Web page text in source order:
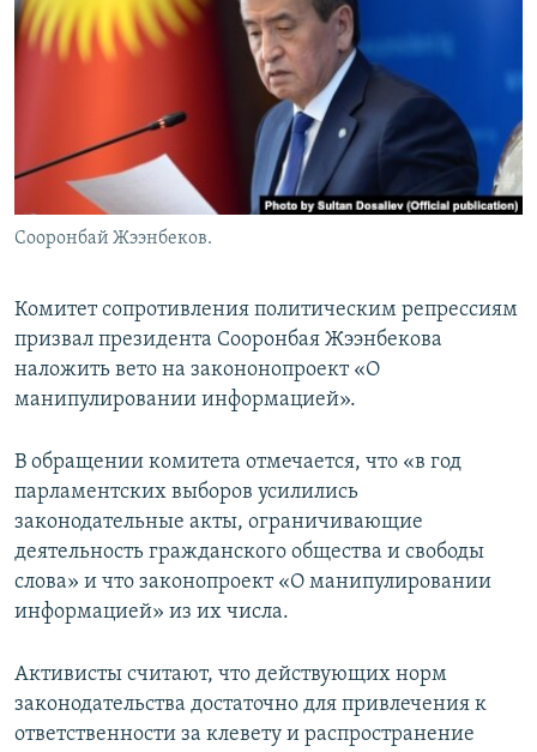
Сооронбай Жээнбеков.
Комитет сопротивления политическим репрессиям
призвал президента Сооронбая Жээнбекова
наложить вето на закононопроект «О
манипулировании информацией».
В обращении комитета отмечается, что «в год
парламентских выборов усилились
законодательные акты, ограничивающие
деятельность гражданского общества и свободы
слова» и что законопроект «О манипулировании
информацией» из их числа.
Активисты считают, что действующих норм
законодательства достаточно для привлечения к
ответственности за клевету и распространение